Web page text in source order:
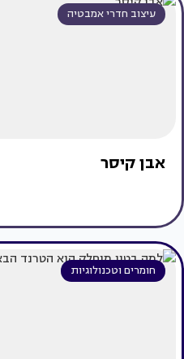
עיצוב חדרי אמבטיה
אבן קיסר
חומרים וטכנולוגיות